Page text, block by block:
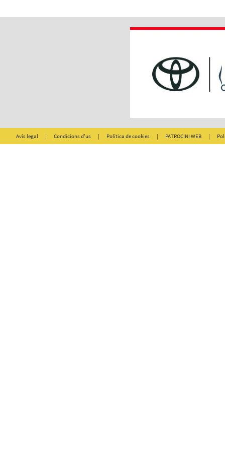
Avís legal | Condicions d'us | Política de cookies | PATROCINI WEB |